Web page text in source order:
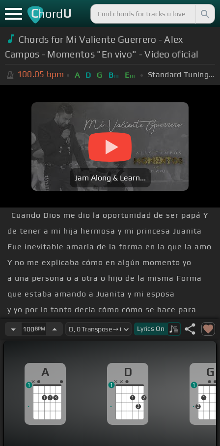
ChordU
Chords for Mi Valiente Guerrero - Alex
Campos - Momentos "En vivo" - Video oficial
100.05 bpm A D G Bm Em Standard Tuning (EADGBE)
Jam Along & Learn...
Cuando Dios me dio la oportunidad de ser papá Y
de tener a mi hija hermosa y mi princesa Juanita
Fue inevitable amarla de la forma en la que la amo
Y no me explicaba cómo en algún momento yo
a una persona o a otra o hijo de la misma Forma
que estaba amando a Juanita y mi esposa
y yo por lo tanto decía cómo cómo se hace para
dividir el corazón
Y amar a otro hijo de otra forma pero ahí está Dios
forma especial única y grande a cada uno de tus
hijos a cada una de las personas que Dios pone
Y cuando mi esposa quedó en cinta y nació mi
segundo hijo Simón desde el momento en que
100BPM Lyrics On
A
1 2 3
1
D
1
3
2
1
G
2
1
1